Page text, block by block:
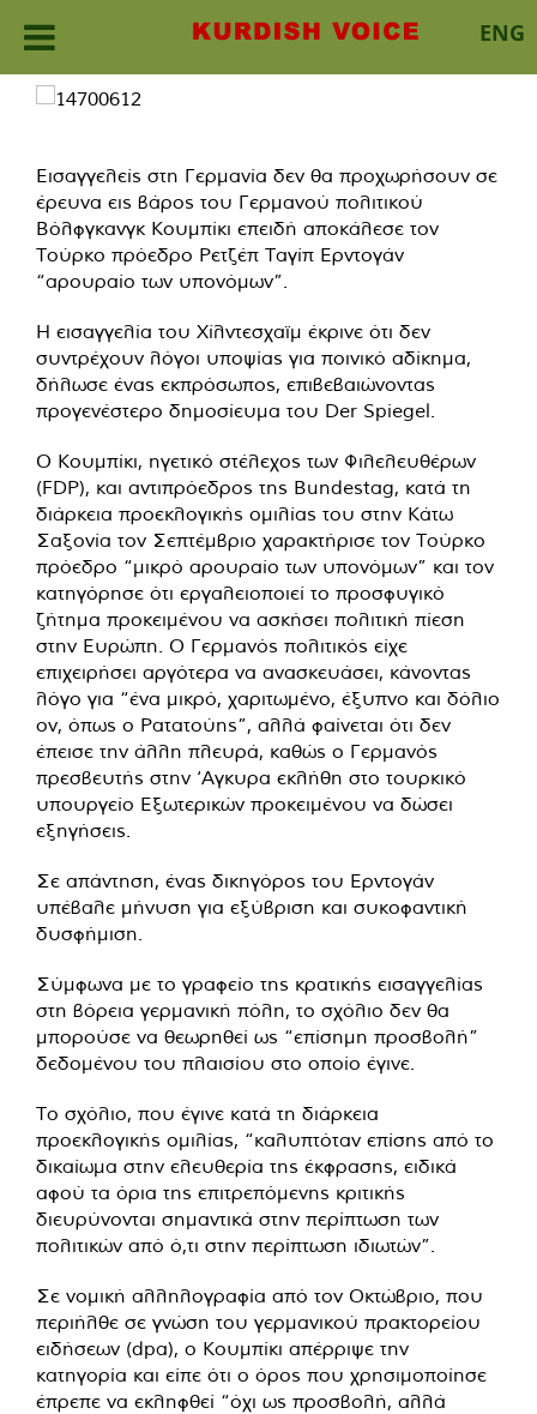
ENG
Skip
Εισαγγελείς στη Γερμανία δεν θα προχωρήσουν σε
έρευνα εις βάρος του Γερμανού πολιτικού
Βόλφγκανγκ Κουμπίκι επειδή αποκάλεσε τον
Τούρκο πρόεδρο Ρετζέπ Ταγίπ Ερντογάν
“αρουραίο των υπονόμων”.
Η εισαγγελία του Χίλντεσχαϊμ έκρινε ότι δεν
συντρέχουν λόγοι υποψίας για ποινικό αδίκημα,
δήλωσε ένας εκπρόσωπος, επιβεβαιώνοντας
προγενέστερο δημοσίευμα του Der Spiegel.
Ο Κουμπίκι, ηγετικό στέλεχος των Φιλελευθέρων
(FDP), και αντιπρόεδρος της Bundestag, κατά τη
διάρκεια προεκλογικής ομιλίας του στην Κάτω
Σαξονία τον Σεπτέμβριο χαρακτήρισε τον Τούρκο
πρόεδρο “μικρό αρουραίο των υπονόμων” και τον
κατηγόρησε ότι εργαλειοποιεί το προσφυγικό
ζήτημα προκειμένου να ασκήσει πολιτική πίεση
στην Ευρώπη. Ο Γερμανός πολιτικός είχε
επιχειρήσει αργότερα να ανασκευάσει, κάνοντας
λόγο για “ένα μικρό, χαριτωμένο, έξυπνο και δόλιο
ον, όπως ο Ρατατούης”, αλλά φαίνεται ότι δεν
έπεισε την άλλη πλευρά, καθώς ο Γερμανός
πρεσβευτής στην ‘Αγκυρα εκλήθη στο τουρκικό
υπουργείο Εξωτερικών προκειμένου να δώσει
εξηγήσεις.
Σε απάντηση, ένας δικηγόρος του Ερντογάν
υπέβαλε μήνυση για εξύβριση και συκοφαντική
δυσφήμιση.
Σύμφωνα με το γραφείο της κρατικής εισαγγελίας
στη βόρεια γερμανική πόλη, το σχόλιο δεν θα
μπορούσε να θεωρηθεί ως “επίσημη προσβολή”
δεδομένου του πλαισίου στο οποίο έγινε.
Το σχόλιο, που έγινε κατά τη διάρκεια
προεκλογικής ομιλίας, “καλυπτόταν επίσης από το
δικαίωμα στην ελευθερία της έκφρασης, ειδικά
αφού τα όρια της επιτρεπόμενης κριτικής
διευρύνονται σημαντικά στην περίπτωση των
πολιτικών από ό,τι στην περίπτωση ιδιωτών”.
Σε νομική αλληλογραφία από τον Οκτώβριο, που
περιήλθε σε γνώση του γερμανικού πρακτορείου
ειδήσεων (dpa), ο Κουμπίκι απέρριψε την
κατηγορία και είπε ότι ο όρος που χρησιμοποίησε
έπρεπε να εκληφθεί “όχι ως προσβολή, αλλά